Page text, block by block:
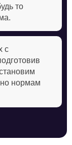
то
с
нормам